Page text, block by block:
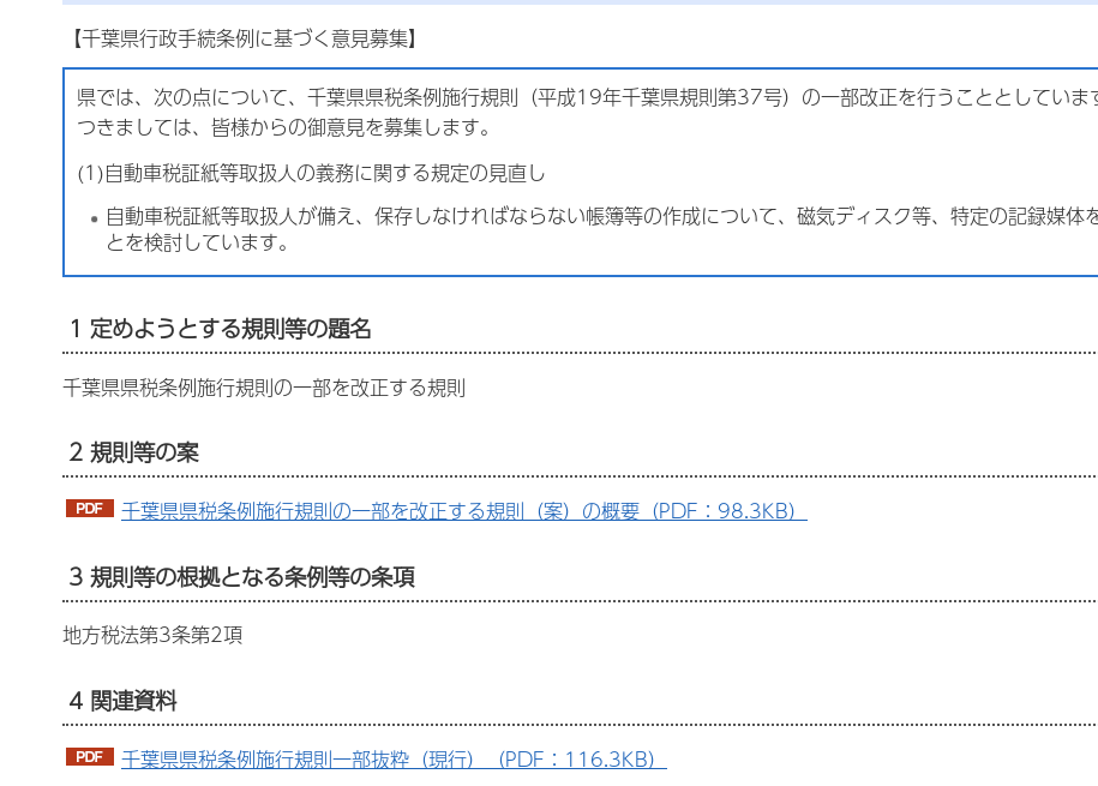
【千葉県行政手続条例に基づく意見募集】
県では、次の点について、千葉県県税条例施行規則（平成19年千葉県規則第37号）の一部改正を行うこととしていま
つきましては、皆様からの御意見を募集します。
(1)自動車税証紙等取扱人の義務に関する規定の見直し
自動車税証紙等取扱人が備え、保存しなければならない帳簿等の作成について、磁気ディスク等、特定の記録媒
とを検討しています。
1 定めようとする規則等の題名
千葉県県税条例施行規則の一部を改正する規則
2 規則等の案
千葉県県税条例施行規則の一部を改正する規則（案）の概要（PDF：98.3KB）
3 規則等の根拠となる条例等の条項
地方税法第3条第2項
4 関連資料
千葉県県税条例施行規則一部抜粋（現行）（PDF：116.3KB）